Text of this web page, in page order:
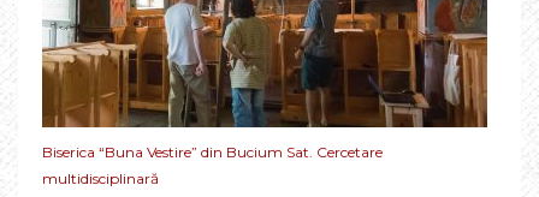
Biserica “Buna Vestire” din Bucium Sat. Cercetare
multidisciplinară